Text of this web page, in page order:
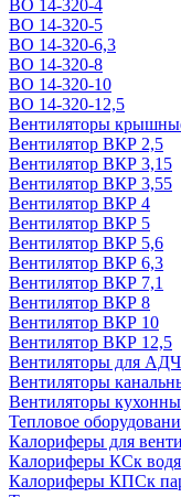
ВО 14-320-4
ВО 14-320-5
ВО 14-320-6,3
ВО 14-320-8
ВО 14-320-10
ВО 14-320-12,5
Вентиляторы
Вентилятор ВКР 2,5
Вентилятор ВКР 3,15
Вентилятор ВКР 3,55
Вентилятор ВКР 4
Вентилятор ВКР 5
Вентилятор ВКР 5,6
Вентилятор ВКР 6,3
Вентилятор ВКР 7,1
Вентилятор ВКР 8
Вентилятор ВКР 10
Вентилятор ВКР 12,5
Вентиляторы для
Вентиляторы
Вентиляторы
Тепловое
Калориферы для
Калориферы КСк
Калориферы КПСк